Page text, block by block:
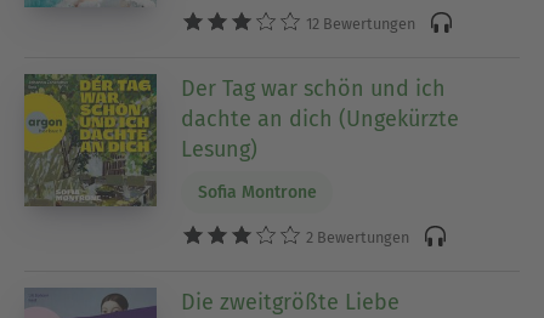
12 Bewertungen
Der Tag war schön und ich
dachte an dich (Ungekürzte
Lesung)
Sofia Montrone
2 Bewertungen
Die zweitgrößte Liebe